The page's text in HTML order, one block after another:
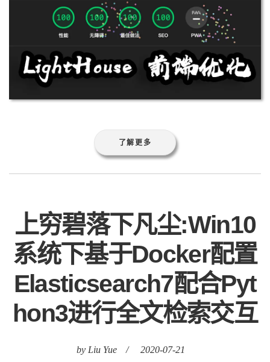
了解更多
上穷碧落下凡尘:Win10
系统下基于Docker配置
Elasticsearch7配合Pyt
hon3进行全文检索交互
by Liu Yue / 2020-07-21